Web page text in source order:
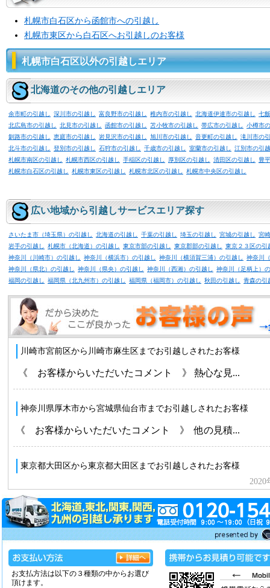
札幌市白石区から函館市への引越し
札幌市東区から白石区へお引越しのお客様
札幌市白石区以外の引越しエリア
北海道のその他の引越しエリア
余市町の引越し 深川市の引越し 富良野市の引越し 稚内市の引越し 北海道伊達市の引越し
七
北広島市の引越し
北見市の引越し 函館市の引越し 苫小牧市の引越し 帯広市の引越し
小樽市
釧路市の引越し
恵庭市の引越し 岩見沢市の引越し 旭川市の引越し 音更町の引越し
滝川市の
北斗市の引越し
登別市の引越し 石狩市の引越し 千歳市の引越し 室蘭市の引越し
江別市の引
札幌市南区の引越し
札幌市西区の引越し 手稲区の引越し 厚別区の引越し 清田区の引越し
豊
札幌市白石区の引越し
札幌市東区の引越し 札幌市北区の引越し 札幌市中央区の引越し
広い地域から引越しサービスエリア探す
さいたま市（埼玉県）の引越し 北海道の引越し 千葉の引越し 埼玉の引越し 宮城の引越し
宮
岩手の引越し
札幌市（北海道）の引越し 東京市部の引越し 東京郡部の引越し
東京２３区の引
神奈川（川崎市）の引越し
神奈川（横浜市）の引越し 神奈川（横須賀三浦）の引越し
神奈川
神奈川（県北）の引越し
神奈川（県央）の引越し 神奈川（西湘）の引越し
神奈川（足柄上）
福岡の引越し
福岡県（北九州市）の引越し 福岡県（福岡市）の引越し 秋田の引越し 青森の引
お支払方法は以下の３種類の中からお選び
頂けます。